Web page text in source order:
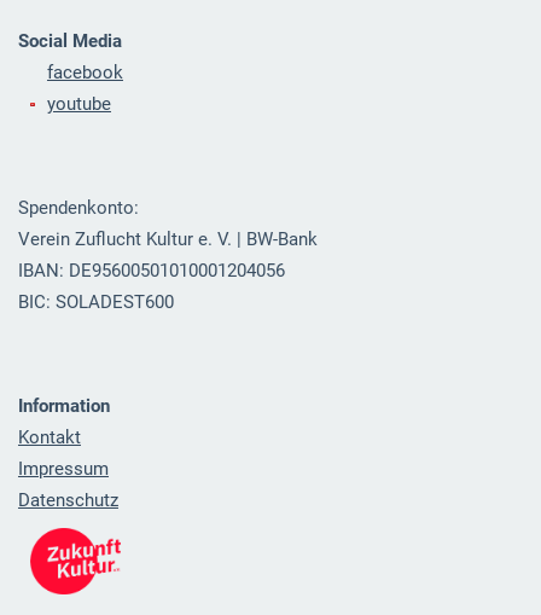
Social Media
facebook
youtube
Spendenkonto:
Verein Zuflucht Kultur e. V. | BW-Bank
IBAN: DE95600501010001204056
BIC: SOLADEST600
Information
Kontakt
Impressum
Datenschutz